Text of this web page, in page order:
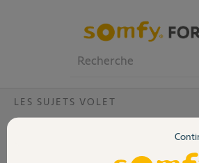
Volet
LES SUJETS VOLET
un volet remonte seul au